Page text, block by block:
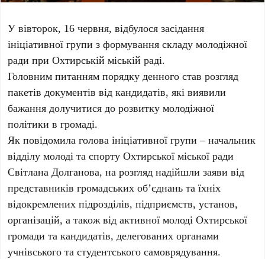
У вівторок, 16 червня, відбулося засідання
ініціативної групи з формування складу молодіжної
ради при Охтирській міській раді.
Головним питанням порядку денного став розгляд
пакетів документів від кандидатів, які виявили
бажання долучитися до розвитку молодіжної
політики в громаді.
Як повідомила голова ініціативної групи – начальник
відділу молоді та спорту Охтирської міської ради
Світлана Долганова, на розгляд надійшли заяви від
представників громадських об’єднань та їхніх
відокремлених підрозділів, підприємств, установ,
організацій, а також від активної молоді Охтирської
громади та кандидатів, делегованих органами
учнівського та студентського самоврядування.